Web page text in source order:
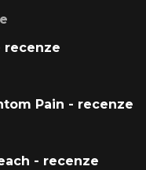
recenze
Pain - recenze
- recenze